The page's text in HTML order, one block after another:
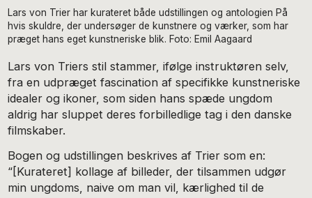
Lars von Trier har kurateret både udstillingen og antologien På
hvis skuldre, der undersøger de kunstnere og værker, som har
præget hans eget kunstneriske blik. Foto: Emil Aagaard
Lars von Triers stil stammer, ifølge instruktøren selv,
fra en udpræget fascination af specifikke kunstneriske
idealer og ikoner, som siden hans spæde ungdom
aldrig har sluppet deres forbilledlige tag i den danske
filmskaber.
Bogen og udstillingen beskrives af Trier som en:
“[Kurateret] kollage af billeder, der tilsammen udgør
min ungdoms, naive om man vil, kærlighed til de